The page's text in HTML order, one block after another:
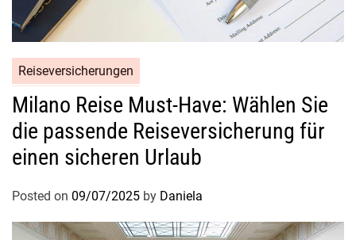
i
e
ß
e
i
Reiseversicherungen
Milano Reise Must-Have: Wählen Sie
die passende Reiseversicherung für
einen sicheren Urlaub
Posted on 09/07/2025 by Daniela